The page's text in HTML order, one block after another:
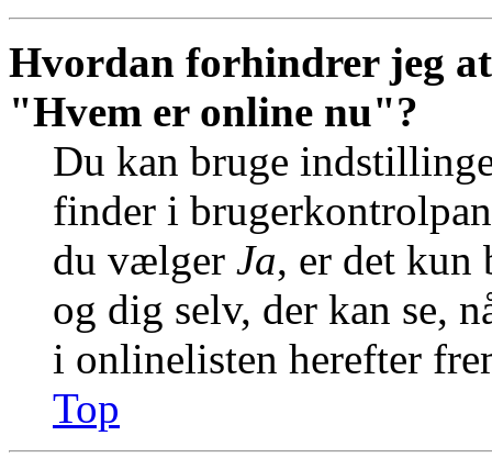
Hvordan forhindrer jeg
"Hvem er online nu"?
Du kan bruge
finder i
du vælger Ja, er det kun
og dig selv, der kan se,
i onlinelisten herefter
Top